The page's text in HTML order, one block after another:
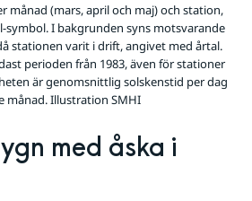
månad (mars, april och maj) och station,
symbol. I bakgrunden syns motsvarande
stationen varit i drift, angivet med årtal.
perioden från 1983, även för stationer
är genomsnittlig solskenstid per dag
månad. Illustration SMHI
med åska i